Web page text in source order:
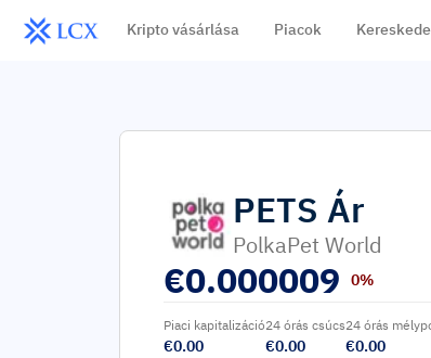
Kripto vásárlása Piacok
PETS Ár
PolkaPet World
€0.000009 0%
Piaci kapitalizáció
€0.00
24 órás csúcs
€0.00
24 órás
€0.00